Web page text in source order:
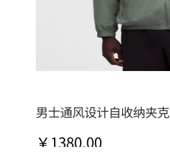
男士通风设计自收纳夹克
￥1380.00